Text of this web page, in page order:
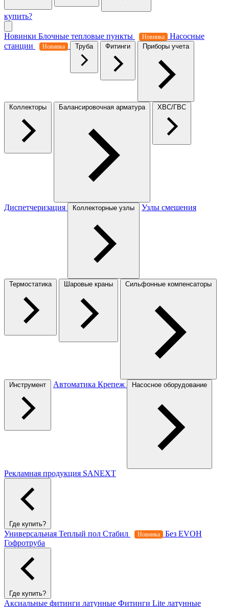
купить?
Новинки Блочные тепловые пункты Новинка
Насосные
станции
Новинка Труба Фитинги Приборы учета
Коллекторы Балансировочная арматура ХВС/ГВС
Диспетчеризация Коллекторные узлы Узлы смешения
Термостатика Шаровые краны Сильфонные компенсаторы
Инструмент Автоматика Крепеж Насосное оборудование
Рекламная продукция SANEXT
Где купить?
Универсальная Теплый пол Стабил Новинка
Без EVOH
Гофротруба
Где купить?
Аксиальные фитинги латунные Фитинги Lite латунные